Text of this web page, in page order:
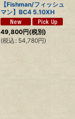
【Fishman/フィッシュ
マン】BC4 5.10XH
49,800円(税別)
(税込 : 54,780円)